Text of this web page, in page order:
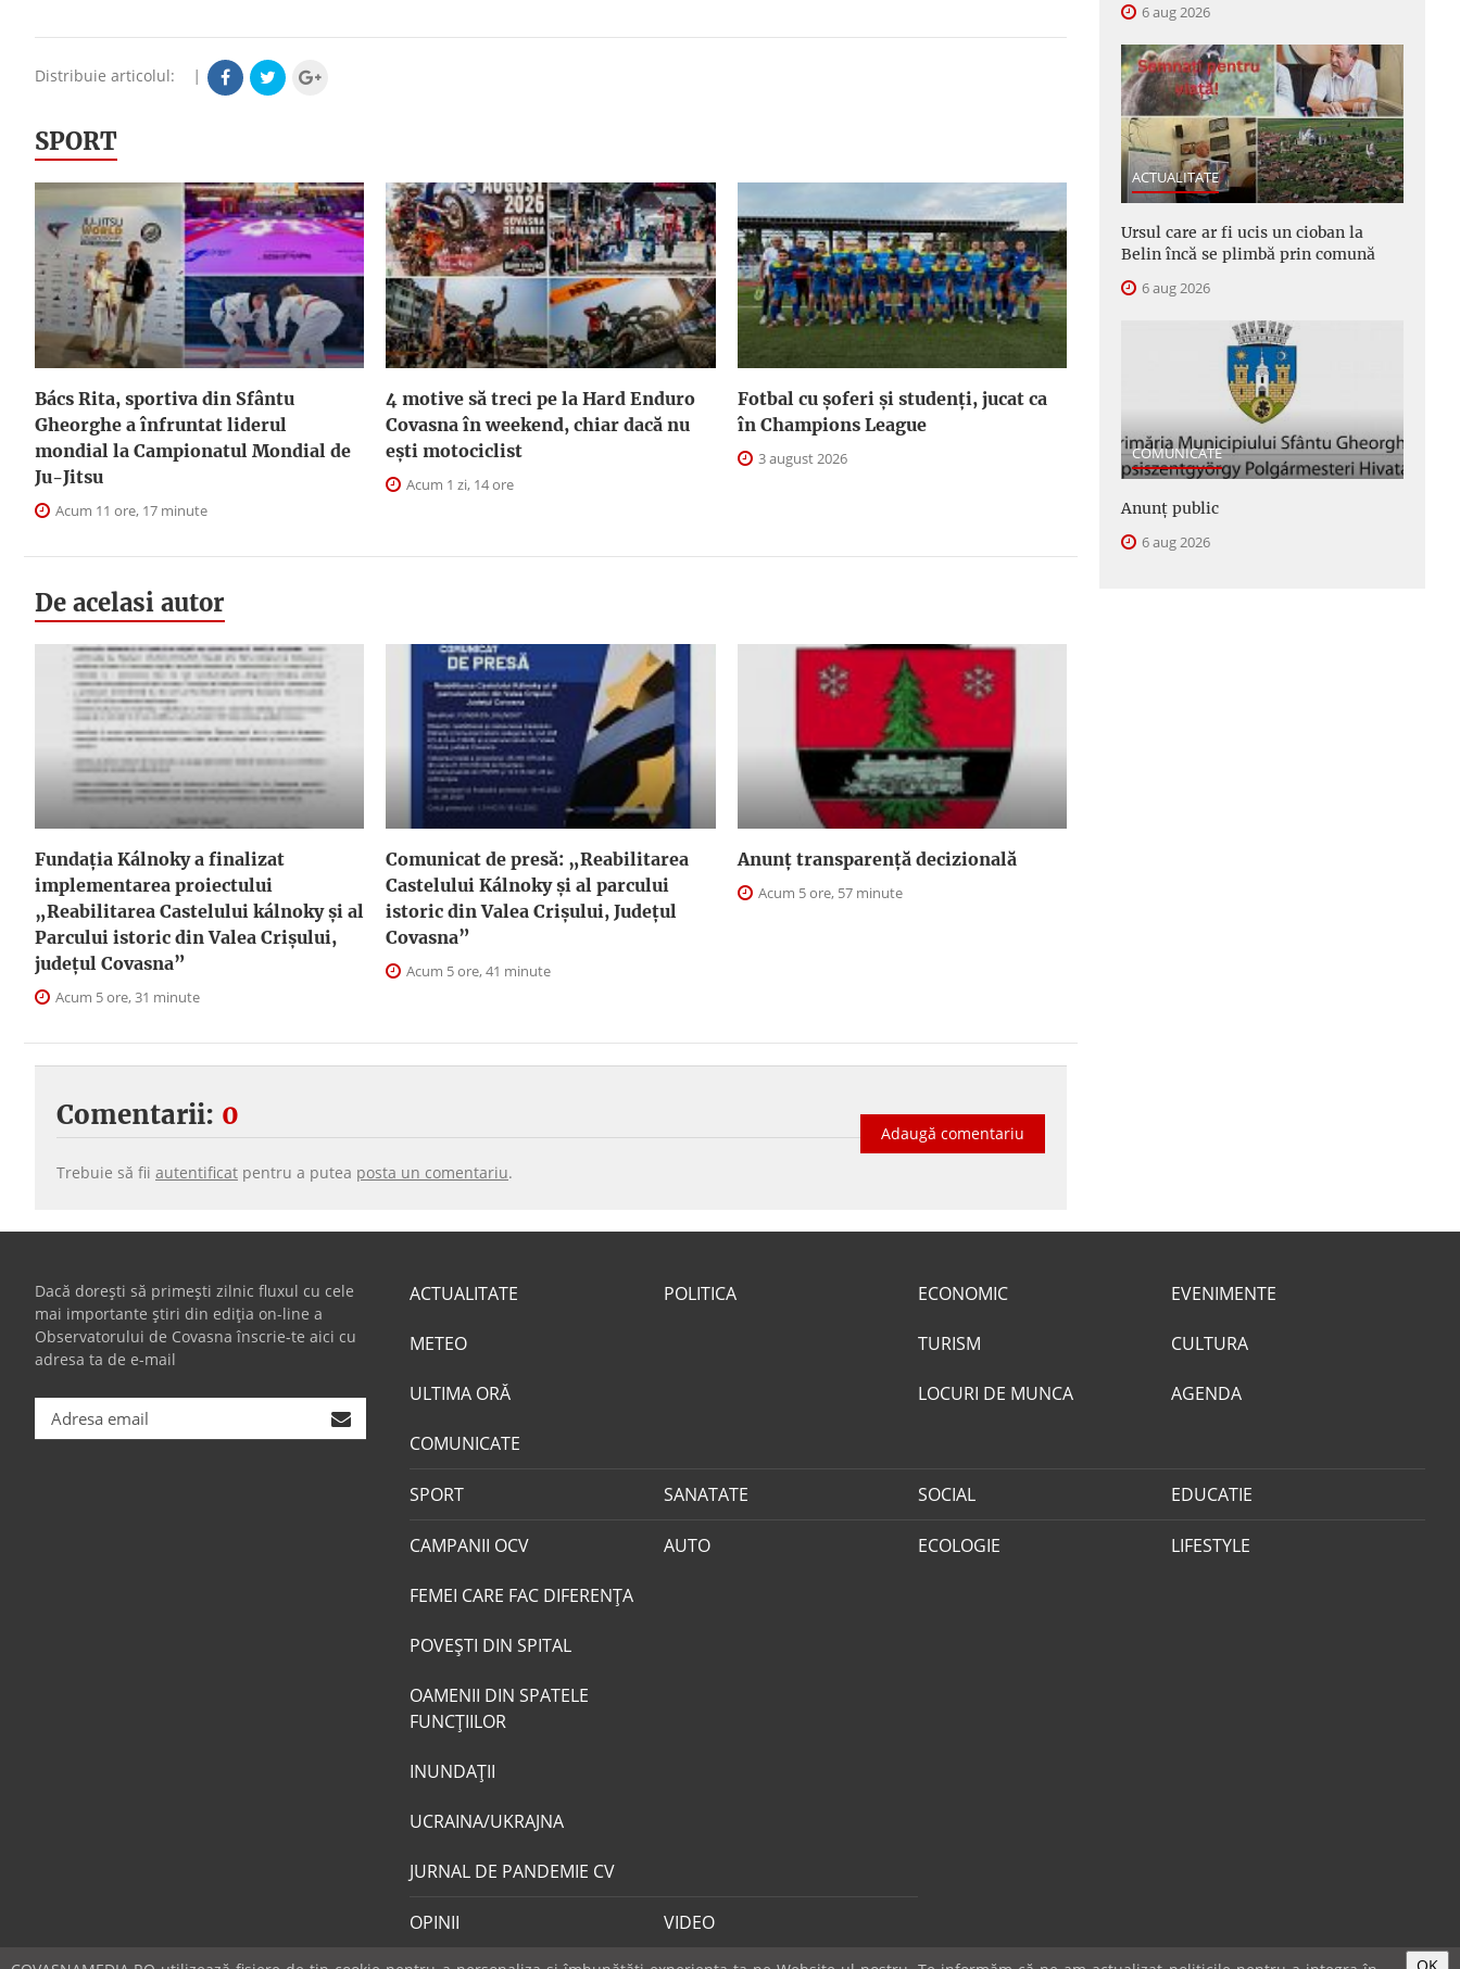
Distribuie articolul: |
SPORT
Bács Rita, sportiva din Sfântu
Gheorghe a înfruntat liderul
mondial la Campionatul Mondial de
Ju-Jitsu
Acum 11 ore, 17 minute
4 motive să treci pe la Hard Enduro
Covasna în weekend, chiar dacă nu
ești motociclist
Acum 1 zi, 14 ore
Fotbal cu șoferi și studenți, jucat ca
în Champions League
3 august 2026
De acelasi autor
Fundația Kálnoky a finalizat
implementarea proiectului
„Reabilitarea Castelului kálnoky și al
Parcului istoric din Valea Crișului,
județul Covasna”
Acum 5 ore, 31 minute
Comunicat de presă: „Reabilitarea
Castelului Kálnoky și al parcului
istoric din Valea Crișului, Județul
Covasna”
Acum 5 ore, 41 minute
Anunţ transparenţă decizională
Acum 5 ore, 57 minute
Comentarii: 0
Adaugă comentariu
Trebuie să fii autentificat pentru a putea posta un comentariu.
6 aug 2026
ACTUALITATE
Ursul care ar fi ucis un cioban la
Belin încă se plimbă prin comună
6 aug 2026
COMUNICATE
Anunţ public
6 aug 2026
Dacă dorești să primești zilnic fluxul cu cele
mai importante știri din ediția on-line a
Observatorului de Covasna înscrie-te aici cu
adresa ta de e-mail
ACTUALITATE
METEO
ULTIMA ORĂ
COMUNICATE
POLITICA ECONOMIC
TURISM
LOCURI DE MUNCA
EVENIMENTE
CULTURA
AGENDA
SPORT SANATATE SOCIAL EDUCATIE
CAMPANII OCV
FEMEI CARE FAC DIFERENȚA
POVEŞTI DIN SPITAL
OAMENII DIN SPATELE
FUNCŢIILOR
INUNDAŢII
UCRAINA/UKRAJNA
JURNAL DE PANDEMIE CV
AUTO ECOLOGIE LIFESTYLE
OPINII VIDEO